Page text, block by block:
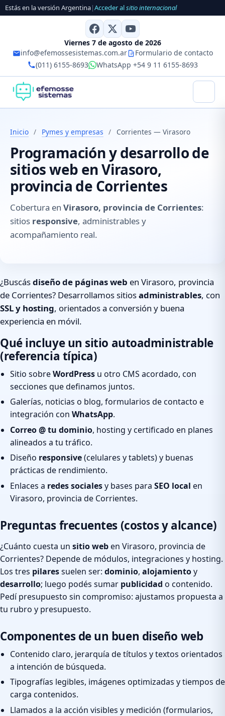
Estás en la versión Argentina|Acceder alsitio internacional
Viernes 7 de agosto de 2026
info@efemossesistemas.com.ar
Formulario de contacto
(011) 6155-8693
WhatsApp +54 9 11 6155-8693
Inicio / Pymes y empresas / Corrientes — Virasoro
Programación y desarrollo de
sitios web en Virasoro,
provincia de Corrientes
Cobertura en Virasoro, provincia de Corrientes:
sitios responsive, administrables y
acompañamiento real.
¿Buscásdiseño de páginas web en Virasoro, provincia
de Corrientes? Desarrollamos sitiosadministrables, con
SSL y hosting, orientados a conversión y buena
experiencia en móvil.
Qué incluye un sitio autoadministrable
(referencia típica)
Sitio sobreWordPress u otro CMS acordado, con
secciones que definamos juntos.
Galerías, noticias o blog, formularios de contacto e
integración con WhatsApp.
Correo @ tu dominio, hosting y certificado en planes
alineados a tu tráfico.
Diseño responsive(celulares y tablets) y buenas
prácticas de rendimiento.
Enlaces a redes socialesy bases para SEO local en
Virasoro, provincia de Corrientes.
Preguntas frecuentes (costos y alcance)
¿Cuánto cuesta un sitio weben Virasoro, provincia de
Corrientes? Depende de módulos, integraciones y hosting.
Los tres pilaressuelen ser: dominio, alojamientoy
desarrollo; luego podés sumar publicidad o contenido.
Pedí presupuesto sin compromiso: ajustamos propuesta a
tu rubro y presupuesto.
Componentes de un buen diseño web
Contenido claro, jerarquía de títulos y textos orientados
a intención de búsqueda.
Tipografías legibles, imágenes optimizadas y tiempos de
carga contenidos.
Llamados a la acción visibles y medición (formularios,